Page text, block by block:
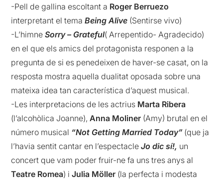
-Pell de gallina escoltant a Roger Berruezo
interpretant el temaBeing Alive (Sentirse vivo)
-L’himneSorry – Grateful( Arrepentido- Agradecido)
en el que els amics del protagonista responen a la
pregunta de si es penedeixen de haver-se casat, on la
resposta mostra aquella dualitat oposada sobre una
mateixa idea tan característica d’aquest musical.
-Les interpretacions de les actrius Marta Ribera
(l’alcohòlica Joanne),Anna Moliner (Amy) brutal en el
número musical “Not Getting Married Today” (que ja
l’havia sentit cantar en l’espectacleJo dic sí!, un
concert que vam poder fruir-ne fa uns tres anys al
Teatre Romea) iJulia Möller (la perfecta i modesta